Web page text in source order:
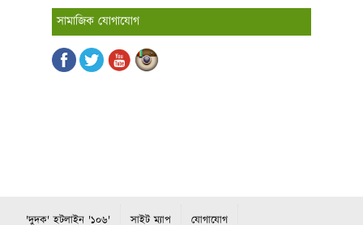
সামাজিক যোগাযোগ
'দুদক' হটলাইন '১০৬' সাইট ম্যাপ যোগাযোগ